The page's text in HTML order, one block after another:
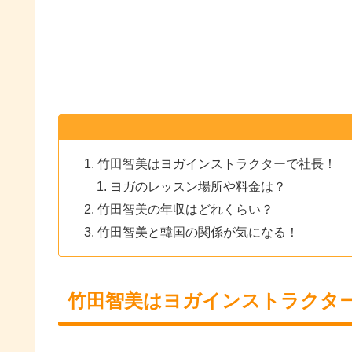
竹田智美はヨガインストラクターで社長！
ヨガのレッスン場所や料金は？
竹田智美の年収はどれくらい？
竹田智美と韓国の関係が気になる！
竹田智美はヨガインストラクタ